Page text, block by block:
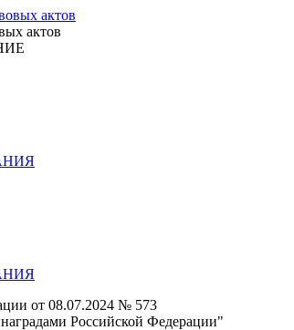
актов
от 08.07.2024 № 573
Российской Федерации"